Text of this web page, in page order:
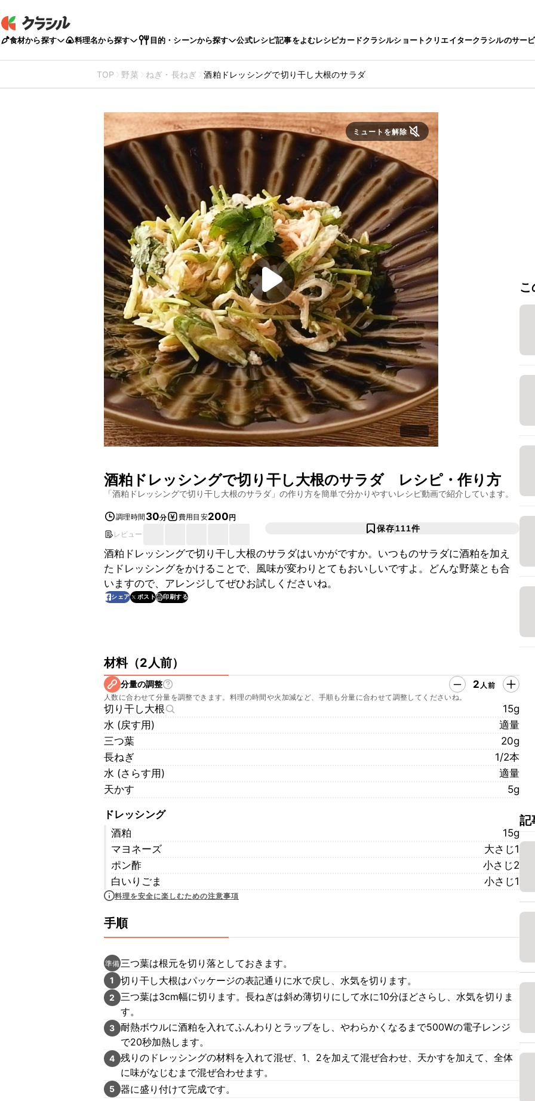
食材から探す 料理名から探す 目的・シーンから探す 公式レシピ記事をよむレシピカードクラシルショートクリエイタークラシルのサー
TOP 野菜 ねぎ・長ねぎ 酒粕ドレッシングで切り干し大根のサラダ
ミュートを解除
酒粕ドレッシングで切り干し大根のサラダレシピ・作り方
「酒粕ドレッシングで切り干し大根のサラダ 」の作り方を簡単で分かりやすいレシピ動画で紹介しています。
調理時間 30分 費用目安200円
レビュー
保存111件
酒粕ドレッシングで切り干し大根のサラダはいかがですか。いつものサラダに酒粕を加え
たドレッシングをかけることで、風味が変わりとてもおいしいですよ。どんな野菜とも合
いますので、アレンジしてぜひお試しくださいね。
シェア ポスト 印刷する
材料（2人前）
分量の調整 2 人前
人数に合わせて分量を調整できます。料理の時間や火加減など、手順も分量に合わせて調整してくださいね。
切り干し大根
15g
水 (戻す用)
適量
三つ葉
20g
長ねぎ
1/2本
水 (さらす用)
適量
天かす
5g
ドレッシング
酒粕
15g
マヨネーズ
大さじ1
ポン酢
小さじ2
白いりごま
小さじ1
料理を安全に楽しむための注意事項
手順
準備 三つ葉は根元を切り落としておきます。
1 切り干し大根はパッケージの表記通りに水で戻し、水気を切ります。
2
三つ葉は3cm幅に切ります。長ねぎは斜め薄切りにして水に10分ほどさらし、水気を切りま
す。
3 耐熱ボウルに酒粕を入れてふんわりとラップをし、やわらかくなるまで500Wの電子レンジ
で20秒加熱します。
4 残りのドレッシングの材料を入れて混ぜ、1、2を加えて混ぜ合わせ、天かすを加えて、全体
に味がなじむまで混ぜ合わせます。
5 器に盛り付けて完成です。
記